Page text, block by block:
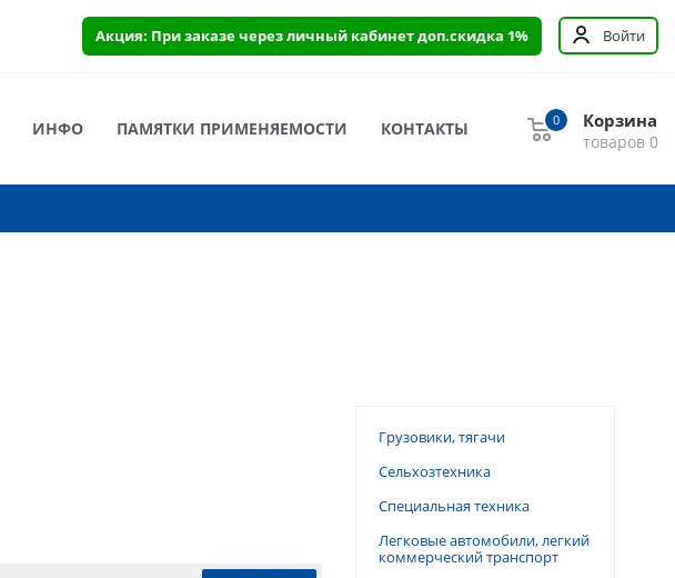
Акция: При заказе через личный кабинет доп.скидка 1% Войти
ИНФО ПАМЯТКИ ПРИМЕНЯЕМОСТИ КОНТАКТЫ Корзина
товаров 0
0
Грузовики, тягачи
Сельхозтехника
Специальная техника
Легковые автомобили, легкий
коммерческий транспорт